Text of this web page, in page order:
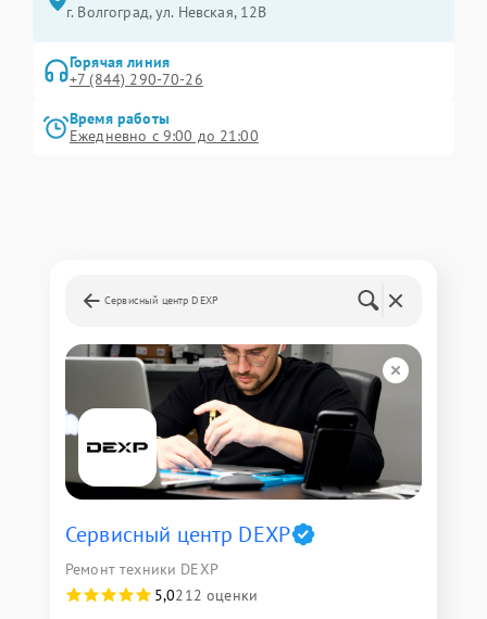
г. Волгоград, ул. Невская, 12В
Горячая линия
+7 (844) 290-70-26
Время работы
Ежедневно с 9:00 до 21:00
Сервисный центр DEXP
Сервисный центр DEXP
Ремонт техники DEXP
5,0212 оценки